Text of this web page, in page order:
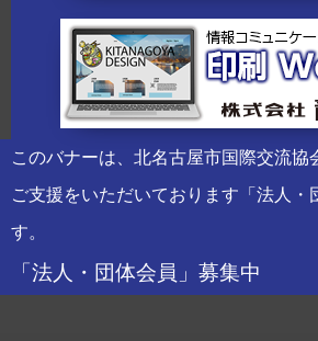
このバナーは、北名古屋市国際交流協
ご支援をいただいております「法人・
す。
「法人・団体会員」募集中